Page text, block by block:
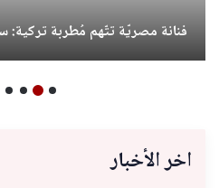
فنانة مصريّة تتّهم مُطربة تركية:
اخر الأخبار